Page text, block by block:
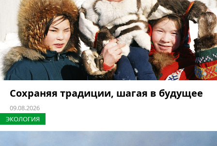
Сохраняя традиции, шагая в будущее
09.08.2026
ЭКОЛОГИЯ